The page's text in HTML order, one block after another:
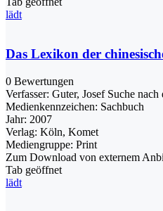
lädt
Das Lexikon der
0 Bewertungen
Verfasser: Guter, Josef Suche nach
Medienkennzeichen: Sachbuch
Jahr: 2007
Verlag: Köln, Komet
Mediengruppe: Print
Zum Download von externem
Tab geöffnet
lädt